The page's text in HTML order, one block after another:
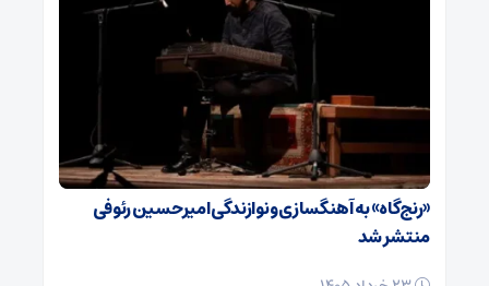
«رنج‌گاه» به آهنگسازی و نوازندگی امیرحسین رئوفی
منتشر شد